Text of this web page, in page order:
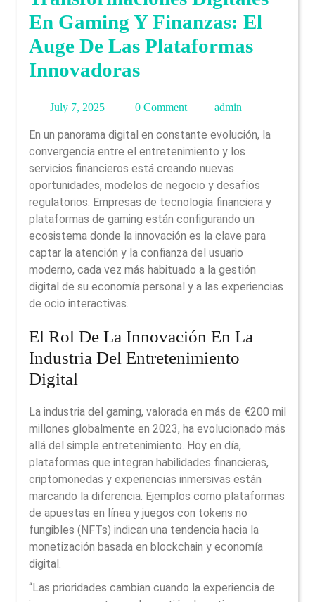
En Gaming Y Finanzas: El
Auge De Las Plataformas
Innovadoras
July 7, 2025July
2025
0 Comment admin
En un panorama digital en constante evolución, la
convergencia entre el entretenimiento y los
servicios financieros está creando nuevas
oportunidades, modelos de negocio y desafíos
regulatorios. Empresas de tecnología financiera y
plataformas de gaming están configurando un
ecosistema donde la innovación es la clave para
captar la atención y la confianza del usuario
moderno, cada vez más habituado a la gestión
digital de su economía personal y a las experiencias
de ocio interactivas.
El Rol De La Innovación En La
Industria Del Entretenimiento
Digital
La industria del gaming, valorada en más de €200 mil
millones globalmente en 2023, ha evolucionado más
allá del simple entretenimiento. Hoy en día,
plataformas que integran habilidades financieras,
criptomonedas y experiencias inmersivas están
marcando la diferencia. Ejemplos como plataformas
de apuestas en línea y juegos con tokens no
fungibles (NFTs) indican una tendencia hacia la
monetización basada en blockchain y economía
digital.
“Las prioridades cambian cuando la experiencia de